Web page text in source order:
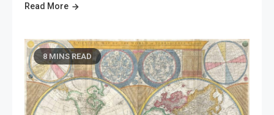
Read More
8 MINS READ